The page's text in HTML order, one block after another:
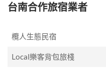
台南合作旅宿業者
欖人生態民宿
Local樂客背包旅棧